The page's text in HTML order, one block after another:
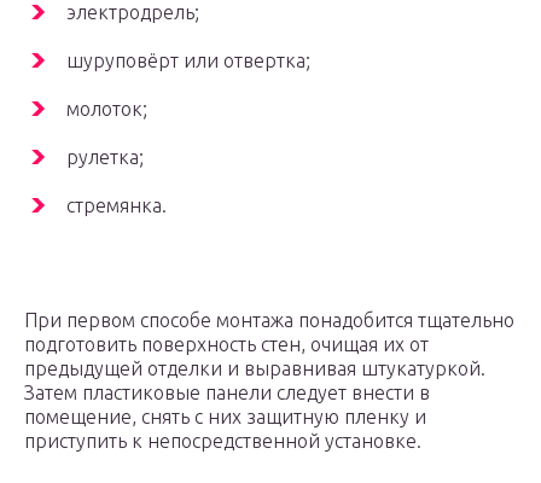
электродрель;
шуруповёрт или отвертка;
молоток;
рулетка;
стремянка.
При первом способе монтажа понадобится тщательно
подготовить поверхность стен, очищая их от
предыдущей отделки и выравнивая штукатуркой.
Затем пластиковые панели следует внести в
помещение, снять с них защитную пленку и
приступить к непосредственной установке.